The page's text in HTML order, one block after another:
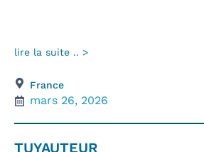
lire la suite .. >
France
mars 26, 2026
TUYAUTEUR